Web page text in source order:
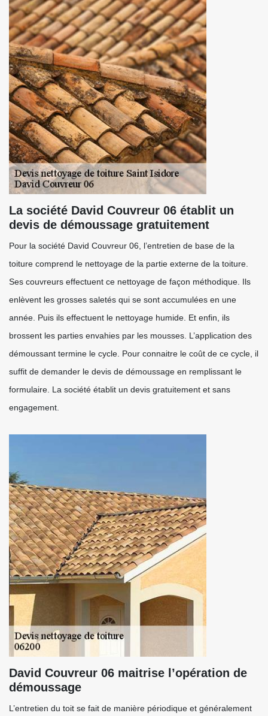
La société David Couvreur 06 établit un
devis de démoussage gratuitement
Pour la société David Couvreur 06, l’entretien de base de la
toiture comprend le nettoyage de la partie externe de la toiture.
Ses couvreurs effectuent ce nettoyage de façon méthodique. Ils
enlèvent les grosses saletés qui se sont accumulées en une
année. Puis ils effectuent le nettoyage humide. Et enfin, ils
brossent les parties envahies par les mousses. L’application des
démoussant termine le cycle. Pour connaitre le coût de ce cycle, il
suffit de demander le devis de démoussage en remplissant le
formulaire. La société établit un devis gratuitement et sans
engagement.
David Couvreur 06 maitrise l’opération de
démoussage
L’entretien du toit se fait de manière périodique et généralement